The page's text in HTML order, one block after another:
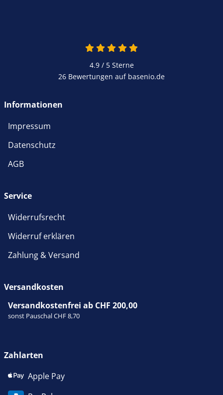
4.9 von 5
4.9 / 5Sterne
26 Bewertungen auf basenio.de
Informationen
Impressum
Datenschutz
AGB
Service
Widerrufsrecht
Widerruf erklären
Zahlung & Versand
Versandkosten
Versandkostenfrei ab CHF 200,00
sonst Pauschal CHF 8,70
Zahlarten
Apple Pay